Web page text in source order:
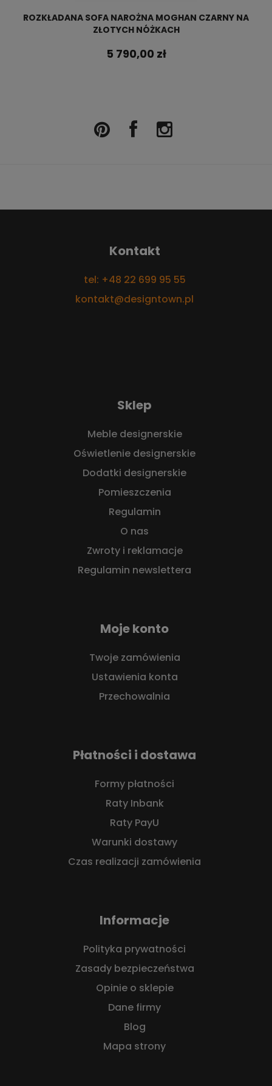
ROZKŁADANA SOFA NAROŻNA MOGHAN CZARNY NA
ZŁOTYCH NÓŻKACH
5 790,00 zł
Kontakt
tel: +48 22 699 95 55
kontakt@designtown.pl
Sklep
Meble designerskie
Oświetlenie designerskie
Dodatki designerskie
Pomieszczenia
Regulamin
O nas
Zwroty i reklamacje
Regulamin newslettera
Moje konto
Twoje zamówienia
Ustawienia konta
Przechowalnia
Płatności i dostawa
Formy płatności
Raty Inbank
Raty PayU
Warunki dostawy
Czas realizacji zamówienia
Informacje
Polityka prywatności
Zasady bezpieczeństwa
Opinie o sklepie
Dane firmy
Blog
Mapa strony